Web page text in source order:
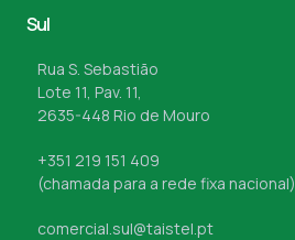
Sul
Rua S. Sebastião
Lote 11, Pav. 11,
2635-448 Rio de Mouro
+351 219 151 409
(chamada para a rede fixa nacional)
comercial.sul@taistel.pt